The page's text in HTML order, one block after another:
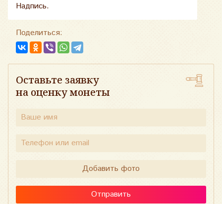
Надпись.
Поделиться:
Оставьте заявку
на оценку монеты
Добавить фото
Отправить